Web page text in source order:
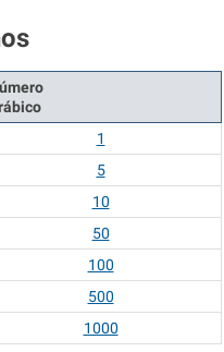
1
5
10
50
100
500
1000